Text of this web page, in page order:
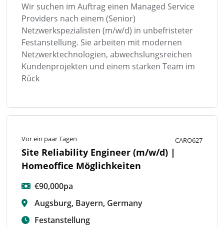
Wir suchen im Auftrag einen Managed Service
Providers nach einem (Senior)
Netzwerkspezialisten (m/w/d) in unbefristeter
Festanstellung. Sie arbeiten mit modernen
Netzwerktechnologien, abwechslungsreichen
Kundenprojekten und einem starken Team im
Rück
Vor ein paar Tagen CARO627
Site Reliability Engineer (m/w/d) |
Homeoffice Möglichkeiten
€90,000pa
Augsburg, Bayern, Germany
Festanstellung